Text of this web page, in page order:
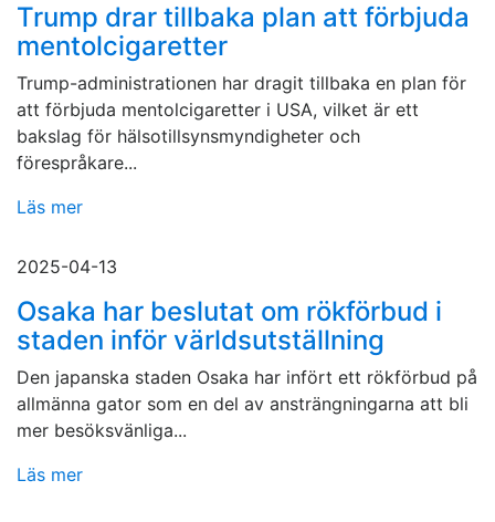
Trump drar tillbaka plan att förbjuda
mentolcigaretter
Trump-administrationen har dragit tillbaka en plan för
att förbjuda mentolcigaretter i USA, vilket är ett
bakslag för hälsotillsynsmyndigheter och
förespråkare...
Läs mer
2025-04-13
Osaka har beslutat om rökförbud i
staden inför världsutställning
Den japanska staden Osaka har infört ett rökförbud på
allmänna gator som en del av ansträngningarna att bli
mer besöksvänliga...
Läs mer